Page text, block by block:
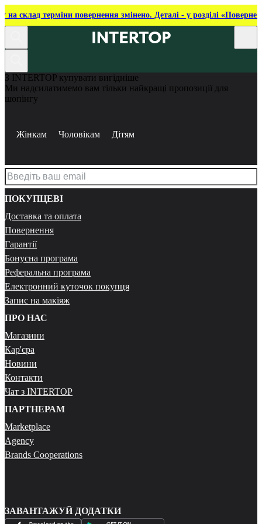
на склад терміни повернення змінено. Деталі - у розділі
З INTERTOP купувати вигідніше
Ми надсилатимемо вам тільки найкращі пропозиції для
шопінгу
Жінкам Чоловікам Дітям
ПОКУПЦЕВІ
Доставка та оплата
Повернення
Гарантії
Бонусна програма
Реферальна програма
Електронний куточок покупця
Запис на макіяж
ПРО НАС
Магазини
Кар'єра
Новини
Контакти
Чат з INTERTOP
ПАРТНЕРАМ
Marketplace
Agency
Brands Cooperations
ЗАВАНТАЖУЙ ДОДАТКИ